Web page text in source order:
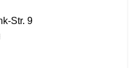
Str. 9